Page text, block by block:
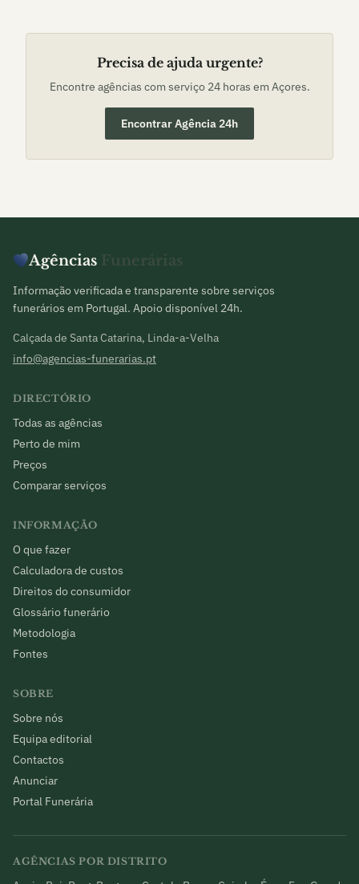
Precisa de ajuda urgente?
Encontre agências com serviço 24 horas em Açores.
Encontrar Agência 24h
Agências Funerárias
Informação verificada e transparente sobre serviços
funerários em Portugal. Apoio disponível 24h.
Calçada de Santa Catarina, Linda-a-Velha
info@agencias-funerarias.pt
DIRECTÓRIO
Todas as agências
Perto de mim
Preços
Comparar serviços
INFORMAÇÃO
O que fazer
Calculadora de custos
Direitos do consumidor
Glossário funerário
Metodologia
Fontes
SOBRE
Sobre nós
Equipa editorial
Contactos
Anunciar
Portal Funerária
AGÊNCIAS POR DISTRITO